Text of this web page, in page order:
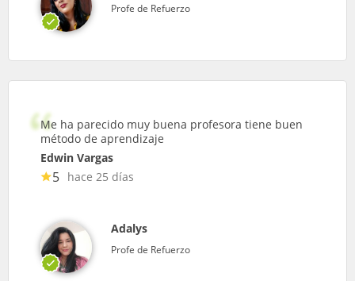
Profe de Refuerzo
Me ha parecido muy buena profesora tiene buen
método de aprendizaje
Edwin Vargas
5 hace 25 días
Adalys
Profe de Refuerzo